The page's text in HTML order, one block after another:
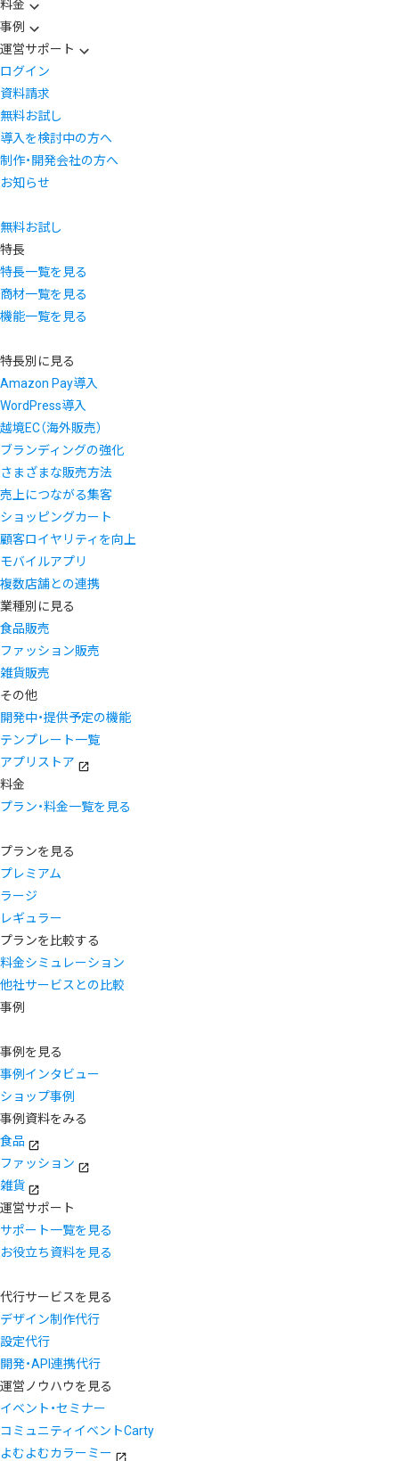
料金
事例
運営サポート
ログイン
資料請求
無料お試し
導入を検討中の方へ
制作・開発会社の方へ
お知らせ
無料お試し
特長
特長一覧を見る
商材一覧を見る
機能一覧を見る
特長別に見る
Amazon Pay導入
WordPress導入
越境EC（海外販売）
ブランディングの強化
さまざまな販売方法
売上につながる集客
ショッピングカート
顧客ロイヤリティを向上
モバイルアプリ
複数店舗との連携
業種別に見る
食品販売
ファッション販売
雑貨販売
その他
開発中・提供予定の機能
テンプレート一覧
アプリストア
料金
プラン・料金一覧を見る
プランを見る
プレミアム
ラージ
レギュラー
プランを比較する
料金シミュレーション
他社サービスとの比較
事例
事例を見る
事例インタビュー
ショップ事例
事例資料をみる
食品
ファッション
雑貨
運営サポート
サポート一覧を見る
お役立ち資料を見る
代行サービスを見る
デザイン制作代行
設定代行
開発・API連携代行
運営ノウハウを見る
イベント・セミナー
コミュニティイベントCarty
よむよむカラーミー